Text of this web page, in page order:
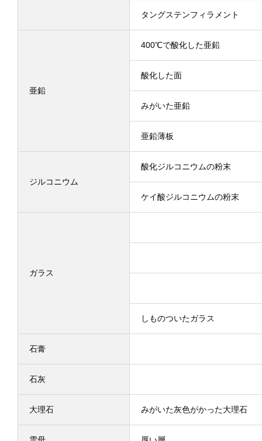
タングステンフィラメント
亜鉛
400℃で酸化した亜鉛
酸化した面
みがいた亜鉛
亜鉛薄板
ジルコニウム
酸化ジルコニウムの粉末
ケイ酸ジルコニウムの粉末
ガラス
しものついたガラス
石膏
石灰
大理石 みがいた灰色がかった大理石